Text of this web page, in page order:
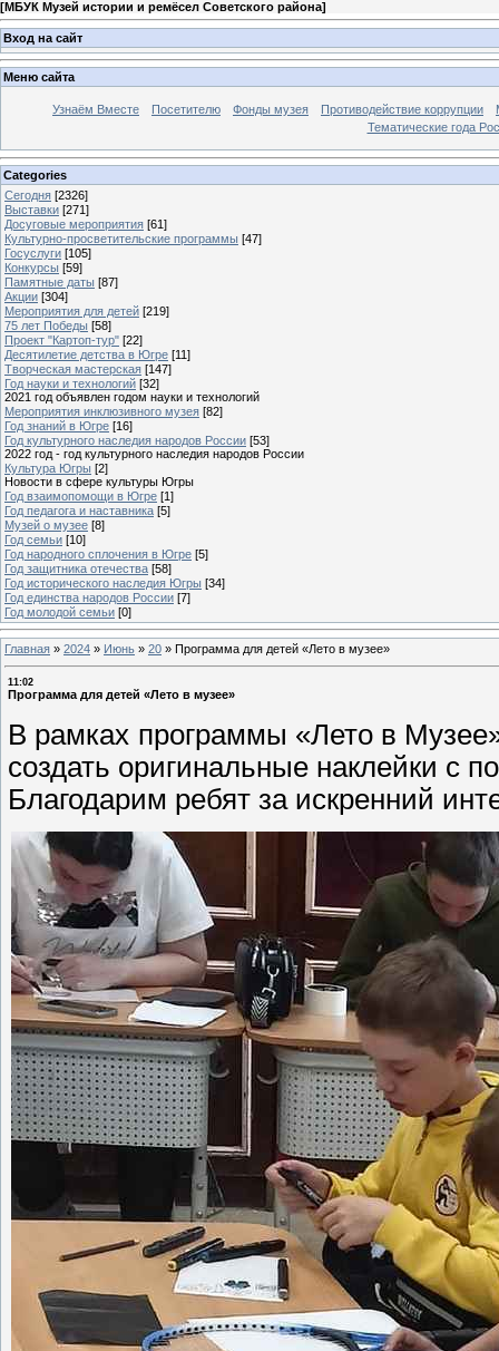
[МБУК Музей истории и ремёсел Советского района]
Вход на сайт
Меню сайта
Узнаём Вместе Посетителю Фонды музея Противодействие коррупции
Тематические года
Categories
Сегодня [2326]
Выставки [271]
Досуговые мероприятия [61]
Культурно-просветительские программы [47]
Госуслуги [105]
Конкурсы [59]
Памятные даты [87]
Акции [304]
Мероприятия для детей [219]
75 лет Победы [58]
Проект "Картоп-тур" [22]
Десятилетие детства в Югре [11]
Творческая мастерская [147]
Год науки и технологий [32]
2021 год объявлен годом науки и технологий
Мероприятия инклюзивного музея [82]
Год знаний в Югре [16]
Год культурного наследия народов России [53]
2022 год - год культурного наследия народов России
Культура Югры [2]
Новости в сфере культуры Югры
Год взаимопомощи в Югре [1]
Год педагога и наставника [5]
Музей о музее [8]
Год семьи [10]
Год народного сплочения в Югре [5]
Год защитника отечества [58]
Год исторического наследия Югры [34]
Год единства народов России [7]
Год молодой семьи [0]
Главная » 2024 » Июнь » 20 » Программа для детей «Лето в музее»
11:02
Программа для детей «Лето в музее»
В рамках программы «Лето в
создать оригинальные наклейки с
Благодарим ребят за искренний